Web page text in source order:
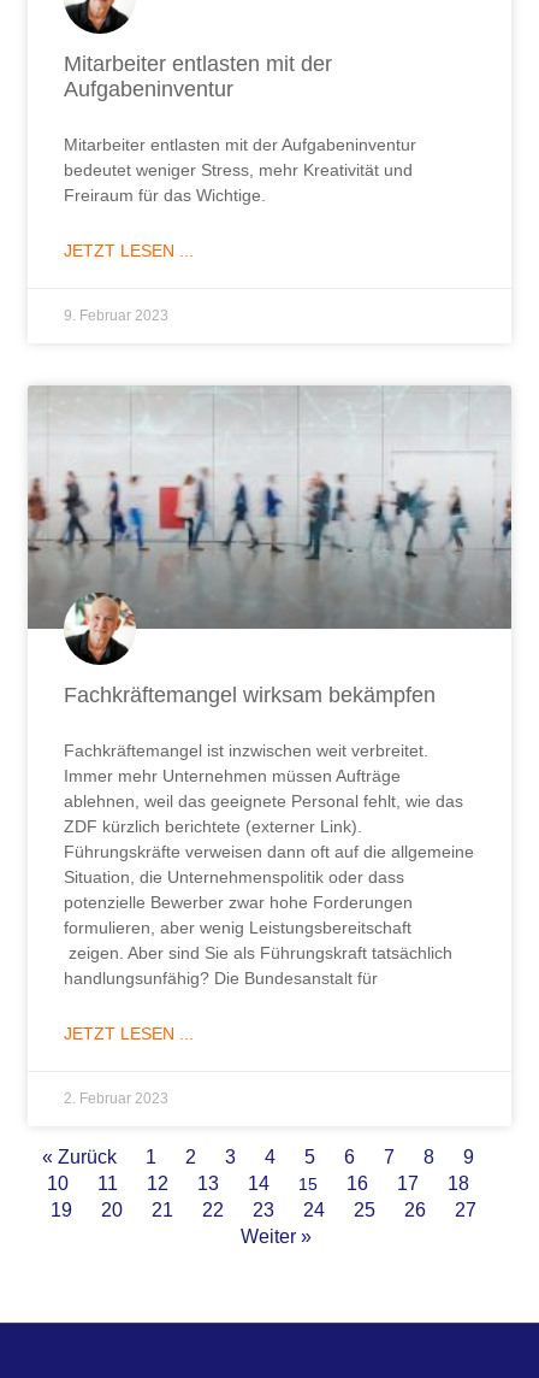
Mitarbeiter entlasten mit der
Aufgabeninventur
Mitarbeiter entlasten mit der Aufgabeninventur
bedeutet weniger Stress, mehr Kreativität und
Freiraum für das Wichtige.
JETZT LESEN ...
9. Februar 2023
Fachkräftemangel wirksam bekämpfen
Fachkräftemangel ist inzwischen weit verbreitet.
Immer mehr Unternehmen müssen Aufträge
ablehnen, weil das geeignete Personal fehlt, wie das
ZDF kürzlich berichtete (externer Link).
Führungskräfte verweisen dann oft auf die allgemeine
Situation, die Unternehmenspolitik oder dass
potenzielle Bewerber zwar hohe Forderungen
formulieren, aber wenig Leistungsbereitschaft
zeigen. Aber sind Sie als Führungskraft tatsächlich
handlungsunfähig? Die Bundesanstalt für
JETZT LESEN ...
2. Februar 2023
« Zurück 1 2 3 4 5 6 7 8
9
10
11 12 13 14 15 16 17
18
19
20 21 22 23 24 25 26
27
Weiter »